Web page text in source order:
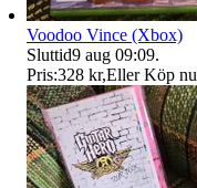
Voodoo Vince (Xbox)
Sluttid9 aug 09:09.
Pris:328 kr,Eller Köp nu